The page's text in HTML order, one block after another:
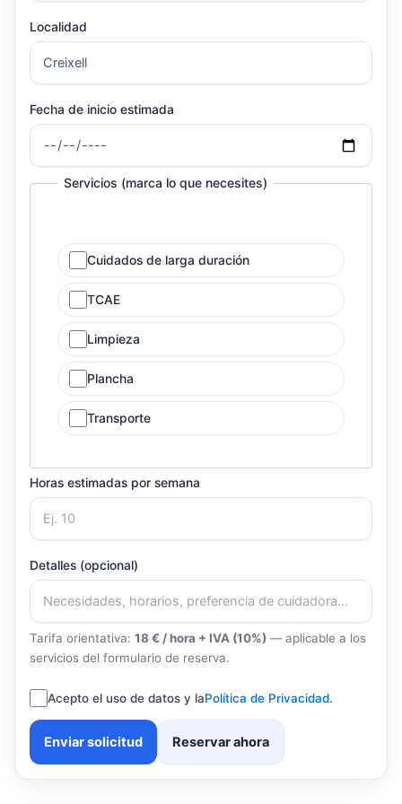
Localidad
Fecha de inicio estimada
Servicios (marca lo que necesites)
Cuidados de larga duración
TCAE
Limpieza
Plancha
Transporte
Horas estimadas por semana
Detalles (opcional)
Tarifa orientativa: 18 € / hora + IVA (10%) — aplicable a los
servicios del formulario de reserva.
Acepto el uso de datos y laPolítica de Privacidad.
Enviar solicitud Reservar ahora